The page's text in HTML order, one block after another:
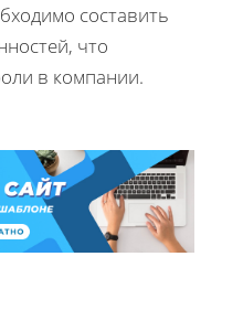
составить
что
в компании.